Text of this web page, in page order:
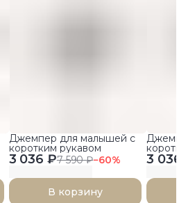
3 036 ₽7 590 ₽−60%
Джемпер для малышей с
коротким рукавом
В корзину
3